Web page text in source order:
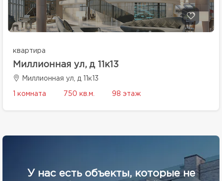
квартира
Миллионная ул, д 11к13
Миллионная ул, д 11к13
1 комната 750 кв.м. 98 этаж
У нас есть объекты, которые не